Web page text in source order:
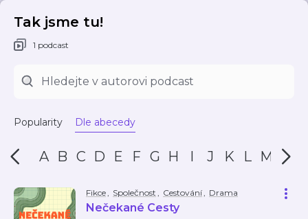
Tak jsme tu!
1 podcast
Popularity Dle abecedy
A B C D E F G H I J K L M N
Fikce, Společnost , Cestování, Drama
Nečekané Cesty